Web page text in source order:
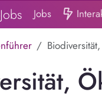
Jobs Jobs